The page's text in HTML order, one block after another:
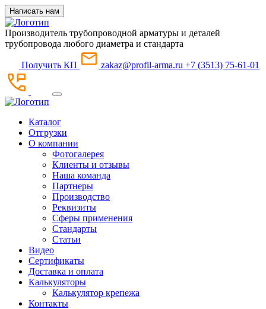
Написать нам
Производитель трубопроводной арматуры и деталей
трубопровода любого диаметра и стандарта
Получить КП zakaz@profil-arma.ru +7 (3513) 75-61-01
Каталог
Отгрузки
О компании
Фотогалерея
Клиенты и отзывы
Наша команда
Партнеры
Производство
Реквизиты
Сферы применения
Стандарты
Статьи
Видео
Сертификаты
Доставка и оплата
Калькуляторы
Калькулятор крепежа
Контакты